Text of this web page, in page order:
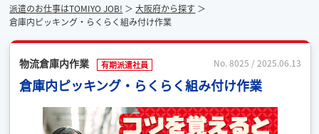
派遣のお仕事はTOMIYO JOB!
大阪府から探す
倉庫内ピッキング・らくらく組み付け作業
物流倉庫内作業 有期派遣社員 No. 8025 / 2025.06.13
倉庫内ピッキング・らくらく組み付け作業